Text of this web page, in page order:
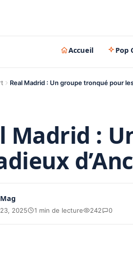
Accueil Pop
Real Madrid : Un groupe tronqué pour
Madrid :
2025 1 min de lecture 242 0